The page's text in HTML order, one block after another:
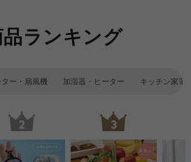
品ランキング
ー・扇風機 加湿器・ヒーター キッチン家電